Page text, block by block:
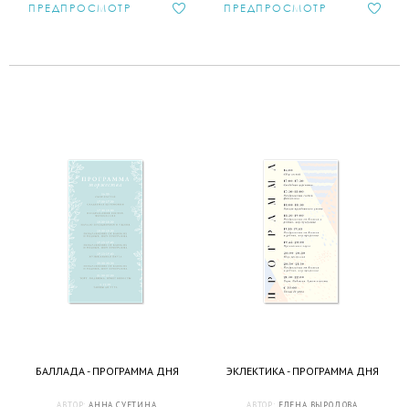
ПРЕДПРОСМОТР ПРЕДПРОСМОТР
БАЛЛАДА - ПРОГРАММА ДНЯ
АВТОР: АННА СУЕТИНА
ЭКЛЕКТИКА - ПРОГРАММА ДНЯ
АВТОР: ЕЛЕНА ВЫРОДОВА